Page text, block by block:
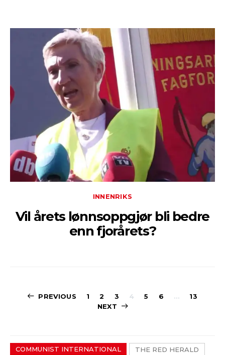
INNENRIKS
Vil årets lønnsoppgjør bli bedre
enn fjorårets?
PREVIOUS 1 2 3 4 5 6 …
13
NEXT
COMMUNIST INTERNATIONAL THE RED HERALD